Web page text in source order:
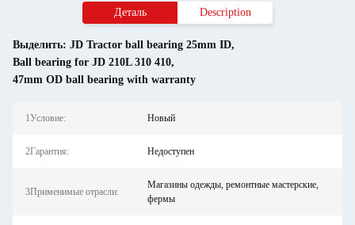
Деталь Description
Выделить: JD Tractor ball bearing 25mm ID,
Ball bearing for JD 210L 310 410,
47mm OD ball bearing with warranty
1Условие: Новый
2Гарантия: Недоступен
3Применимые отрасли:
Магазины одежды, ремонтные мастерские,
фермы